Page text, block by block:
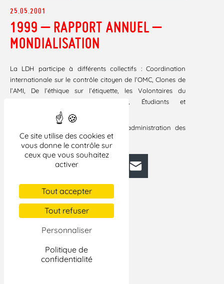
Ce site utilise des cookies et
vous donne le contrôle sur
ceux que vous souhaitez
activer
Tout accepter
Tout refuser
Personnaliser
Politique de
confidentialité
25.05.2001
1999 – RAPPORT ANNUEL –
MONDIALISATION
La LDH participe à différents collectifs : Coordination
internationale sur le contrôle citoyen de l’OMC, Clones de
l’AMI, De l’éthique sur l’étiquette, les Volontaires du
progrès, le CEDETIM, Copernic, Étudiants et
développement,…
Elle entre par ailleurs au Conseil d’administration des
Volontaires du progrès.
Facebook
BlueskyMastodonLinkedIn